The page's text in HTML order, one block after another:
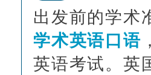
出发前的学术
学术英语口语
英语考试。英